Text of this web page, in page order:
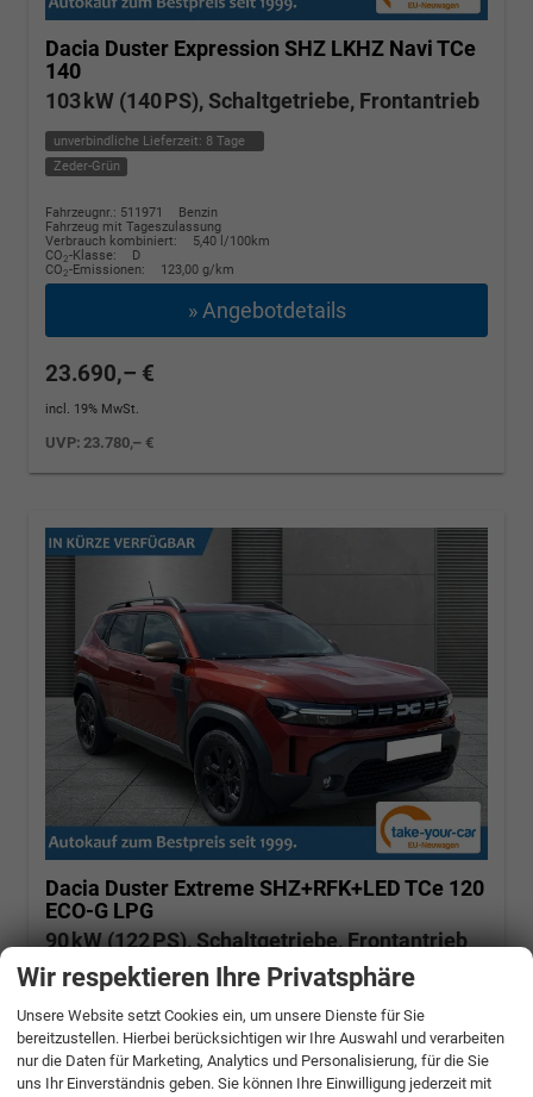
Dacia Duster Expression SHZ LKHZ Navi TCe
140
103 kW (140 PS), Schaltgetriebe, Frontantrieb
unverbindliche Lieferzeit: 8 Tage
Zeder-Grün
Fahrzeugnr.: 511971
Benzin
Fahrzeug mit Tageszulassung
Verbrauch kombiniert:
5,40 l/100km
CO2-Klasse:
D
CO2-Emissionen: 123,00 g/km
» Angebotdetails
23.690,– €
incl. 19% MwSt.
UVP:23.780,– €
Dacia Duster Extreme SHZ+RFK+LED TCe 120
ECO-G LPG
90 kW (122 PS), Schaltgetriebe, Frontantrieb
unverbindliche Lieferzeit:8 Tage
Fahrzeugnr.: 510316
Autogas LPG
Fahrzeug mit Tageszulassung
Verbrauch kombiniert:
7,50 l/100km
Wir respektieren Ihre Privatsphäre
Unsere Website setzt Cookies ein, um unsere Dienste für Sie
bereitzustellen. Hierbei berücksichtigen wir Ihre Auswahl und verarbeiten
nur die Daten für Marketing, Analytics und Personalisierung, für die Sie
uns Ihr Einverständnis geben. Sie können Ihre Einwilligung jederzeit mit